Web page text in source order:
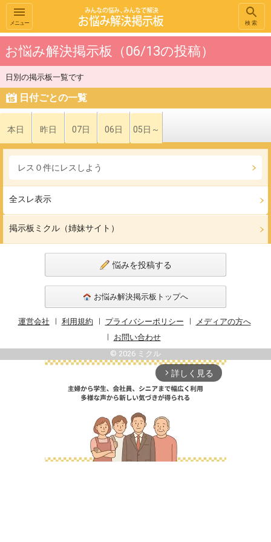
メニュー 検索
お悩み解決掲示板（06/13の投稿）
日別の掲示板一覧です
日付ごとの一覧
本日 昨日 07日 06日 05日～
レス０件にレスしよう
全スレ表示
掲示板ミクル（姉妹サイト）
悩みを投稿する
お悩み解決掲示板トップへ
運営会社 利用規約 プライバシーポリシー
メディアの方へ
お問い合わせ
© 2026 ミクル
arrow_forward_ios 詳しく見る